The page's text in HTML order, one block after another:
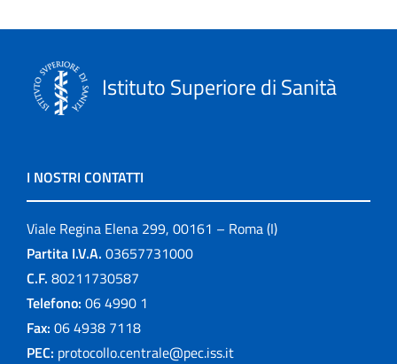
Istituto Superiore di Sanità
I NOSTRI CONTATTI
Viale Regina Elena 299, 00161 – Roma (I)
Partita I.V.A. 03657731000
C.F. 80211730587
Telefono: 06 4990 1
Fax: 06 4938 7118
PEC: protocollo.centrale@pec.iss.it